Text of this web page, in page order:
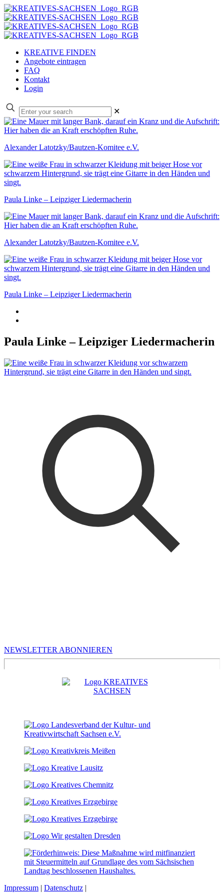
KREATIVE FINDEN
Angebote eintragen
FAQ
Kontakt
Login
✕
Alexander Latotzky/Bautzen-Komitee e.V.
Paula Linke – Leipziger Liedermacherin
Alexander Latotzky/Bautzen-Komitee e.V.
Paula Linke – Leipziger Liedermacherin
Paula Linke – Leipziger Liedermacherin
NEWSLETTER ABONNIEREN
Impressum | Datenschutz |